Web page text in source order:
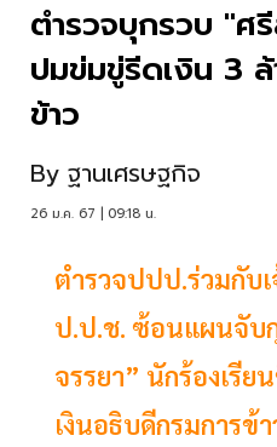
ตำรวจบุกรวบ "ศ
ปมข่มขู่รีดเงิน 3
ข้าว
By ฐานเศรษฐกิจ
26 ม.ค. 67 | 09:18 น.
ตำรวจปปป.ร่วมกับ
ป.ป.ช. ซ้อนแผนจับ
จรรยา” นักร้องเรี
เงินอธิบดีกรมการข้